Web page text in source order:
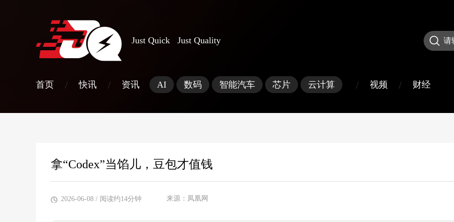
Just Quick Just Quality
首页 / 快讯 / 资讯 AI 数码 智能汽车 芯片 云计算 / 视频 / 财经
拿“Codex”当馅儿，豆包才值钱
2026-06-08 / 阅读约14分钟 来源：凤凰网